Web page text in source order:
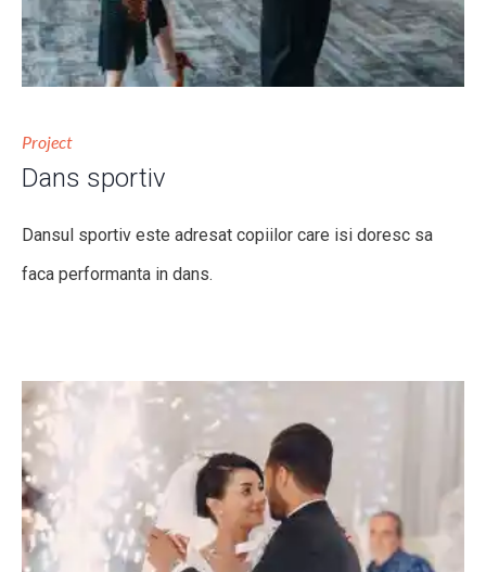
Project
Dans sportiv
Dansul sportiv este adresat copiilor care isi doresc sa
faca performanta in dans.